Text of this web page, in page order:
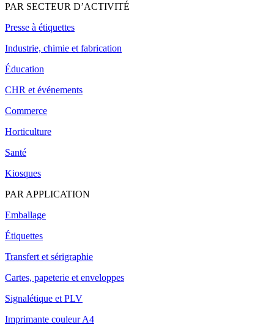
PAR SECTEUR D’ACTIVITÉ
Presse à étiquettes
Industrie, chimie et fabrication
Éducation
CHR et événements
Commerce
Horticulture
Santé
Kiosques
PAR APPLICATION
Emballage
Étiquettes
Transfert et sérigraphie
Cartes, papeterie et enveloppes
Signalétique et PLV
Imprimante couleur A4